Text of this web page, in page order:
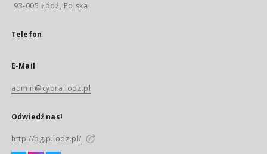
93-005 Łódź, Polska
Telefon
E-Mail
admin@cybra.lodz.pl
Odwiedź nas!
http://bg.p.lodz.pl/